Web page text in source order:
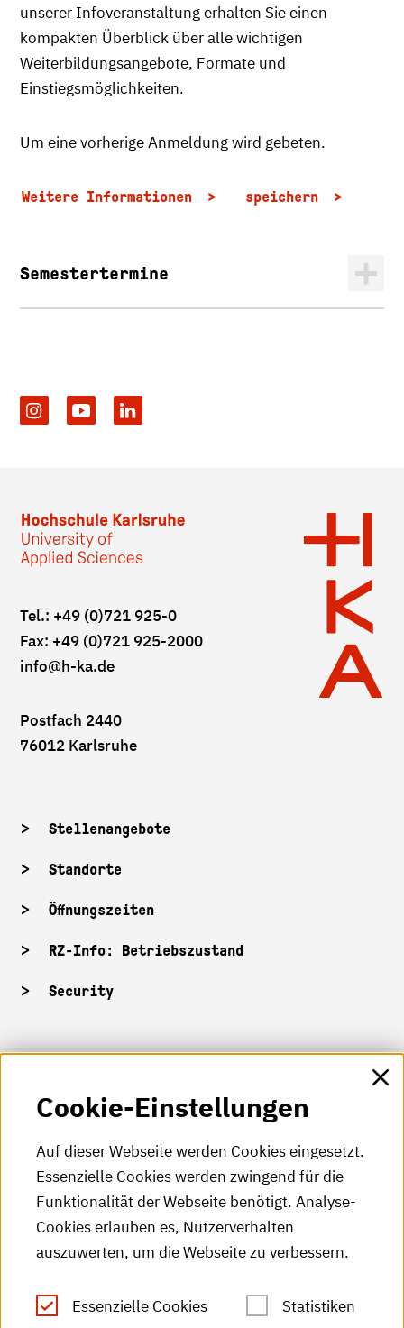
unserer Infoveranstaltung erhalten Sie einen
kompakten Überblick über alle wichtigen
Weiterbildungsangebote, Formate und
Einstiegsmöglichkeiten.
Um eine vorherige Anmeldung wird gebeten.
Weitere Informationen speichern
Semestertermine
Tel.: +49 (0)721 925-0
Fax: +49 (0)721 925-2000
info@h-ka.de
Postfach 2440
76012 Karlsruhe
Stellenangebote
Standorte
Öffnungszeiten
RZ-Info: Betriebszustand
Security
HKA-Shop
HKA-Videos
HKA-Podcast
HKA-Publikationen
RSS-Feed
Leichte Sprache
Cookie-Einstellungen
Auf dieser Webseite werden Cookies eingesetzt.
Essenzielle Cookies werden zwingend für die
Funktionalität der Webseite benötigt. Analyse-
Cookies erlauben es, Nutzerverhalten
auszuwerten, um die Webseite zu verbessern.
Essenzielle Cookies Statistiken